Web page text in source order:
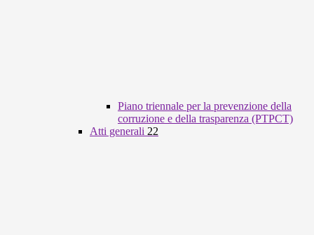
Piano triennale per la prevenzione della
corruzione e della trasparenza (PTPCT)
Atti generali 22